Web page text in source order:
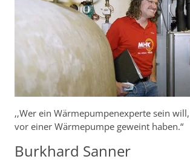
‚‚Wer ein Wärmepumpenexperte sein
vor einer Wärmepumpe geweint haben.“
Burkhard Sanner